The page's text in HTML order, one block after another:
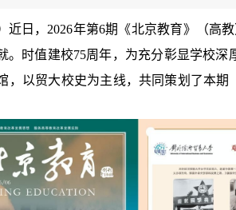
近日，2026年第6期《北京教育》（高
。时值建校75周年，为充分彰显学校
，以贸大校史为主线，共同策划了本期